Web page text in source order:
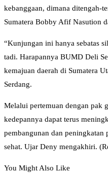
kebanggaan, dimana ditengah-
Sumatera Bobby Afif Nasution
“Kunjungan ini hanya sebatas
tadi. Harapannya BUMD Deli
kemajuan daerah di Sumatera
Serdang.
Melalui pertemuan dengan pak
kedepannya dapat terus
pembangunan dan
sehat. Ujar Deny mengakhiri.
You Might Also Like